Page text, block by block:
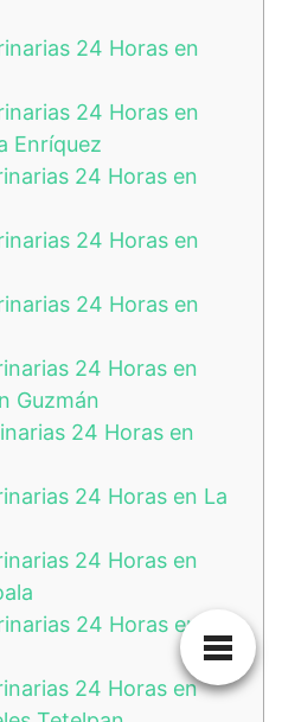
24 Horas en
24 Horas en
Enríquez
24 Horas en
24 Horas en
24 Horas en
24 Horas en
Guzmán
24 Horas en
24 Horas en La
24 Horas en
24 Horas en
24 Horas en